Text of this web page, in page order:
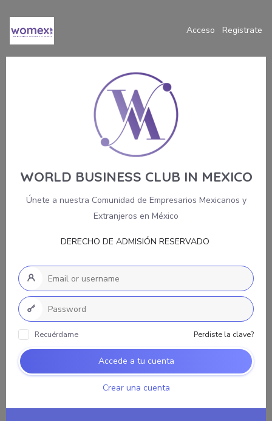
Acceso Registrate
WORLD BUSINESS CLUB IN MEXICO
Únete a nuestra Comunidad de Empresarios Mexicanos y
Extranjeros en México
DERECHO DE ADMISIÓN RESERVADO
Recuérdame Perdiste la clave?
Accede a tu cuenta
Crear una cuenta